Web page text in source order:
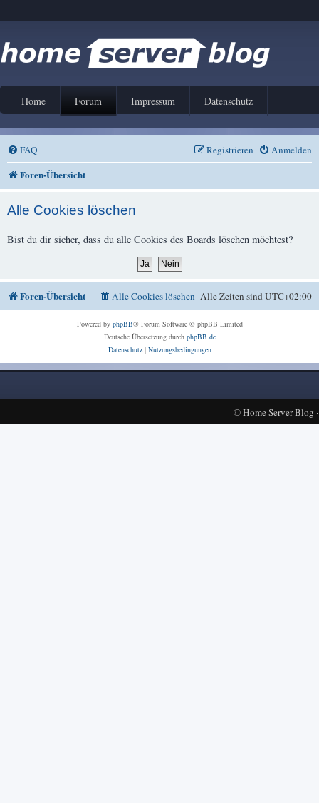
Home Forum Impressum Datenschutz
FAQ Anmelden
Registrieren
Foren-Übersicht
Alle Cookies löschen
Bist du dir sicher, dass du alle Cookies des Boards löschen möchtest?
Foren-Übersicht Alle Zeiten sindUTC+02:00
Alle Cookies löschen
Powered by phpBB® Forum Software © phpBB Limited
Deutsche Übersetzung durch phpBB.de
Datenschutz| Nutzungsbedingungen
©Home Server Blog